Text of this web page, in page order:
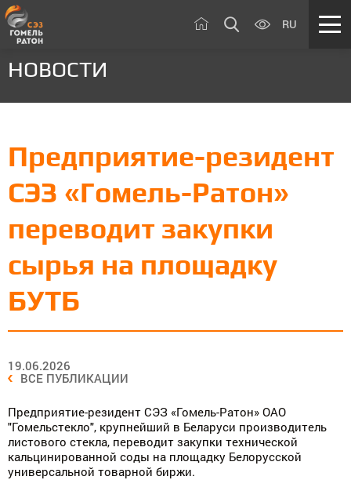
RU
НОВОСТИ
Предприятие-резидент
СЭЗ «Гомель-Ратон»
переводит закупки
сырья на площадку
БУТБ
ВСЕ ПУБЛИКАЦИИ
19.06.2026
Предприятие-резидент СЭЗ «Гомель-Ратон» ОАО
"Гомельстекло", крупнейший в Беларуси производитель
листового стекла, переводит закупки технической
кальцинированной соды на площадку Белорусской
универсальной товарной биржи.